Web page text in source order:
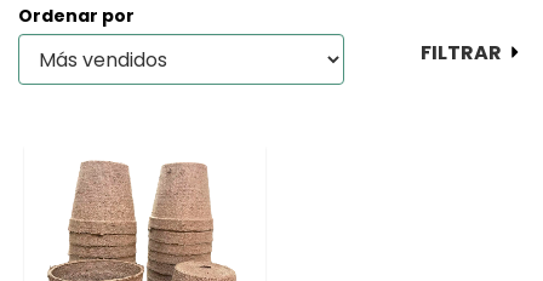
Ordenar por
FILTRAR